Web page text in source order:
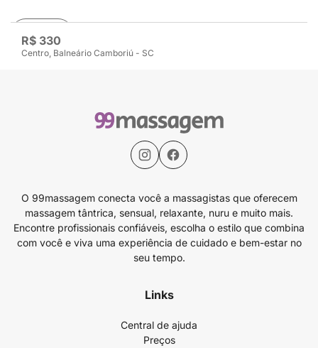
R$ 330
Centro, Balneário Camboriú - SC
Avaliar
O 99massagem conecta você a massagistas que oferecem
massagem tântrica, sensual, relaxante, nuru e muito mais.
Encontre profissionais confiáveis, escolha o estilo que combina
com você e viva uma experiência de cuidado e bem-estar no
seu tempo.
Links
Central de ajuda
Preços